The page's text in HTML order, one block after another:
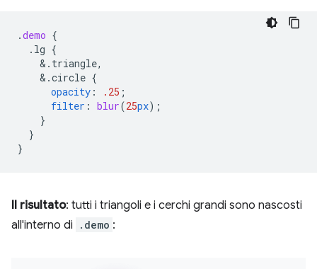
.demo {
.lg {
& .triangle,
& .circle {
opacity : .25 ;
filter : blur(25px);
}
}
}
Il risultato: tutti i triangoli e i cerchi grandi sono nascosti
all'interno di
.demo :